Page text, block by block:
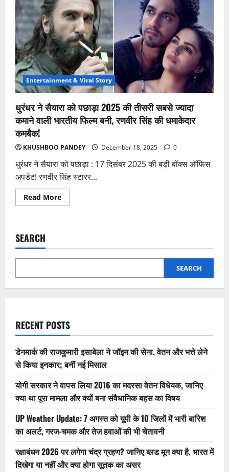
Entertainment & Viral Story
धुरंधर ने सैयारा को पछाड़ा 2025 की तीसरी सबसे ज्यादा
कमाने वाली भारतीय फिल्म बनी, रणवीर सिंह की धमाकेदार
कमबैक!
KHUSHBOO PANDEY December 18, 2025 0
धुरंधर ने सैयारा को पछाड़ा : 17 दिसंबर 2025 की बड़ी बॉक्स ऑफिस
अपडेट! रणवीर सिंह स्टारर...
Read MoreRead
more
पछाड़ा
की
सबसे
कमाने
रणवीर
सिंह
धमाकेदार
कमबैक!
SEARCH
SEARCH
RECENT POSTS
डेनमार्क की राजकुमारी इसाबेला ने जॉइन की सेना, वेतन और भत्ते लेने
से किया इनकार; बनीं नई मिसाल
योगी सरकार ने वापस लिया 2016 का मदरसा वेतन विधेयक, जानिए
क्या था पूरा मामला और क्यों बना संवैधानिक बहस का विषय
UP Weather Update: 7 अगस्त को यूपी के 10 जिलों में भारी बारिश
का अलर्ट, गरज-चमक और तेज हवाओं की भी चेतावनी
रक्षाबंधन 2026 पर लगेगा चंद्र ग्रहण? जानिए ब्लड मून क्या है, भारत में
दिखेगा या नहीं और क्या होगा सूतक का असर